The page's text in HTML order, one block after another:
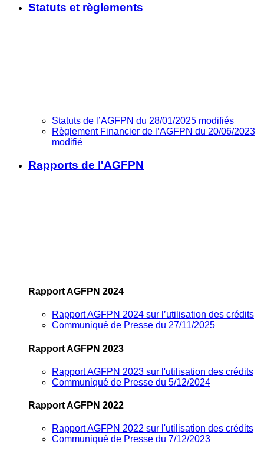
Statuts et règlements
Statuts de l’AGFPN du 28/01/2025 modifiés
Règlement Financier de l’AGFPN du 20/06/2023
modifié
Rapports de l'AGFPN
Rapport AGFPN 2024
Rapport AGFPN 2024 sur l’utilisation des crédits
Communiqué de Presse du 27/11/2025
Rapport AGFPN 2023
Rapport AGFPN 2023 sur l'utilisation des crédits
Communiqué de Presse du 5/12/2024
Rapport AGFPN 2022
Rapport AGFPN 2022 sur l'utilisation des crédits
Communiqué de Presse du 7/12/2023